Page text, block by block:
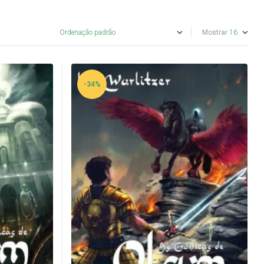
Mostrar
-34%